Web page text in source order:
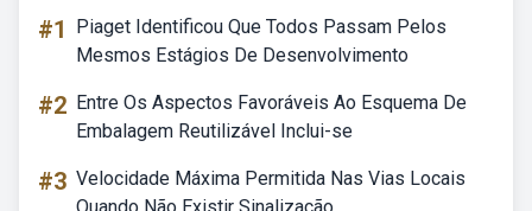
#1
Piaget Identificou Que Todos Passam Pelos
Mesmos Estágios De Desenvolvimento
#2 Entre Os Aspectos Favoráveis Ao Esquema De
Embalagem Reutilizável Inclui-se
#3 Velocidade Máxima Permitida Nas Vias Locais